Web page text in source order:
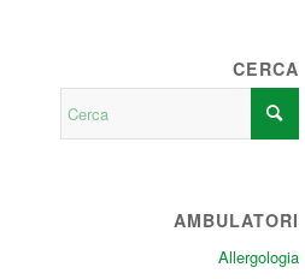
CERCA
AMBULATORI
Allergologia